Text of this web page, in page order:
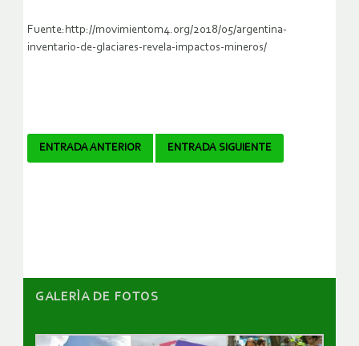
Fuente:http://movimientom4.org/2018/05/argentina-
inventario-de-glaciares-revela-impactos-mineros/
Navegador
ENTRADA ANTERIOR ENTRADA SIGUIENTE
GALERÌA DE FOTOS